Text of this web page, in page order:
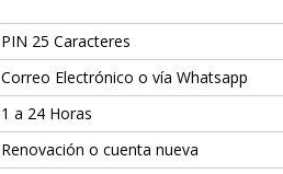
PIN 25 Caracteres
Correo Electrónico o vía Whatsapp
1 a 24 Horas
Renovación o cuenta nueva